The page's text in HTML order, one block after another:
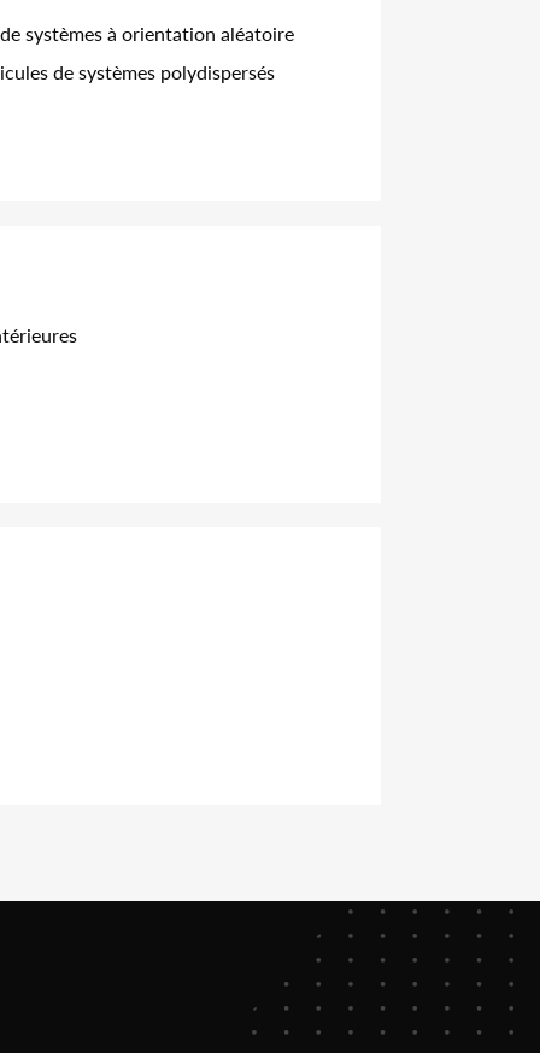
systèmes à orientation aléatoire
de systèmes polydispersés